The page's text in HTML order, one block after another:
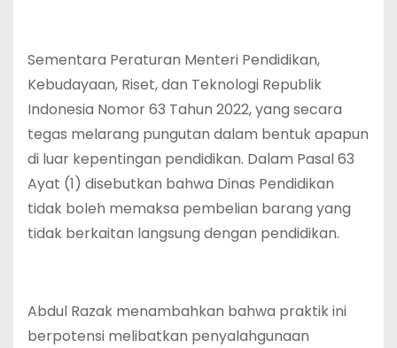
Sementara Peraturan Menteri Pendidikan,
Kebudayaan, Riset, dan Teknologi Republik
Indonesia Nomor 63 Tahun 2022, yang secara
tegas melarang pungutan dalam bentuk apapun
di luar kepentingan pendidikan. Dalam Pasal 63
Ayat (1) disebutkan bahwa Dinas Pendidikan
tidak boleh memaksa pembelian barang yang
tidak berkaitan langsung dengan pendidikan.
Abdul Razak menambahkan bahwa praktik ini
berpotensi melibatkan penyalahgunaan